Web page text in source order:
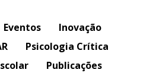
Eventos
Inovação
Psicologia Crítica
Publicações